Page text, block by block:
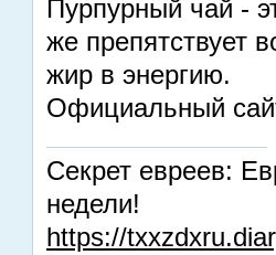
Пурпурный чай -
же препятствует
жир в энергию.
Официальный
Секрет евреев:
недели!
https://